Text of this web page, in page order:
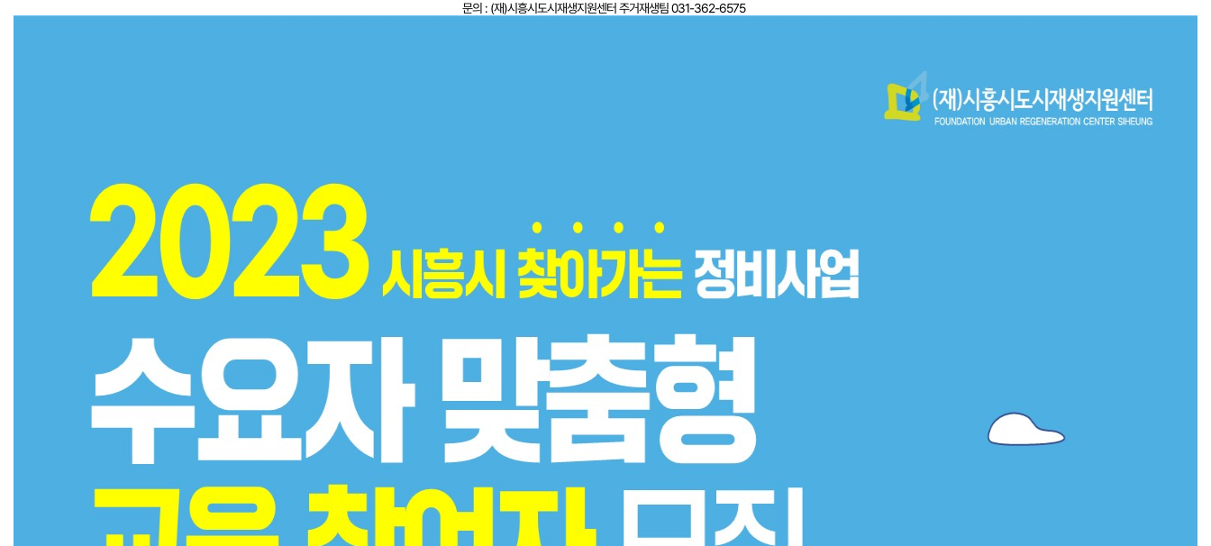
문의 : (재)시흥시도시재생지원센터 주거재생팀 031-362-6575